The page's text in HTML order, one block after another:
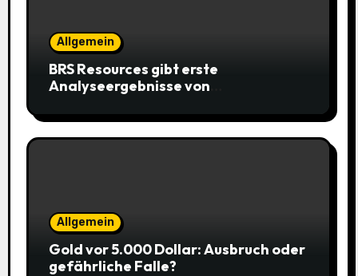
Allgemein
BRS Resources gibt erste
Analyseergebnisse von
SilverGold Mountain bekannt
Allgemein
Gold vor 5.000 Dollar: Ausbruch oder
gefährliche Falle?